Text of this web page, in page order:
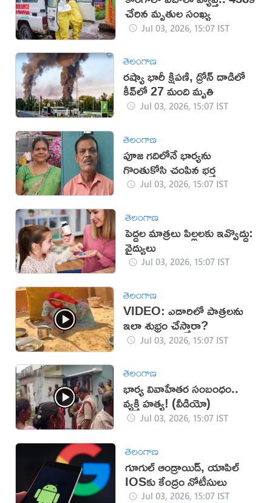
చేరిన మృతుల సంఖ్య
Jul 03, 2026, 15:07 IST
తెలంగాణ
రష్యా భారీ క్షిపణి, డ్రోన్ దాడిలో
కీవ్‌లో 27 మంది మృతి
Jul 03, 2026, 15:07 IST
తెలంగాణ
పూజ గదిలోనే భార్యను
గొంతుకోసి చంపిన భర్త
Jul 03, 2026, 15:07 IST
తెలంగాణ
పెద్దల మాత్రలు పిల్లలకు ఇవ్వొద్దు:
వైద్యులు
Jul 03, 2026, 15:07 IST
తెలంగాణ
VIDEO: ఎడారిలో పాత్రలను
ఇలా శుభ్రం చేస్తారా?
Jul 03, 2026, 15:07 IST
తెలంగాణ
భార్య వివాహేతర సంబంధం..
వ్యక్తి హత్య! (వీడియో)
Jul 03, 2026, 15:07 IST
తెలంగాణ
గూగుల్‌ ఆండ్రాయిడ్‌, యాపిల్‌
IOSకు కేంద్రం నోటీసులు
Jul 03, 2026, 15:07 IST